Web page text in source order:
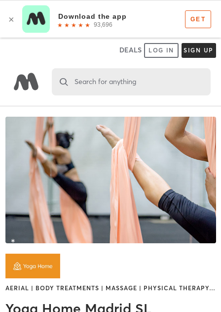
DEALS LOG IN SIGN UP
Search for anything
AERIAL | BODY TREATMENTS | MASSAGE | PHYSICAL THERAPY…
Yoga Home Madrid SL